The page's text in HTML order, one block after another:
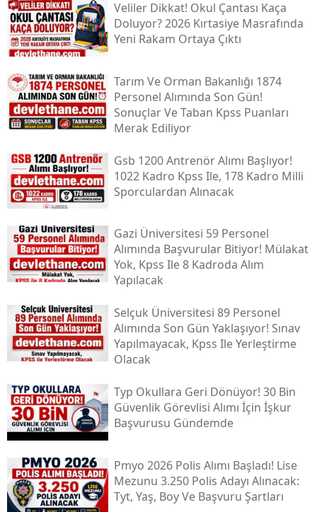
Veliler Dikkat! Okul Çantası Kaça
Doluyor? 2026 Kırtasiye Masrafında
Yeni Rakam Ortaya Çıktı
Tarım Ve Orman Bakanlığı 1874
Personel Alımında Son Gün!
Sonuçlar Ve Taban Kpss Puanları
Merak Ediliyor
Gsb 1200 Antrenör Alımı Başlıyor!
1022 Kadro Kpss Ile, 178 Kadro Milli
Sporculardan Alınacak
Gazi Üniversitesi 59 Personel
Alımında Başvurular Bitiyor! Mülakat
Yok, Kpss Ile 8 Kadroda Alım
Yapılacak
Selçuk Üniversitesi 89 Personel
Alımında Son Gün Yaklaşıyor! Sınav
Yapılmayacak, Kpss Ile Yerleştirme
Olacak
Typ Okullara Geri Dönüyor! 30 Bin
Güvenlik Görevlisi Alımı İçin İşkur
Başvurusu Gündemde
Pmyo 2026 Polis Alımı Başladı! Lise
Mezunu 3.250 Polis Adayı Alınacak:
Tyt, Yaş, Boy Ve Başvuru Şartları